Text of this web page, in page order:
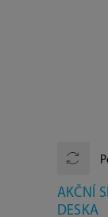
AKČNÍ
DESKA